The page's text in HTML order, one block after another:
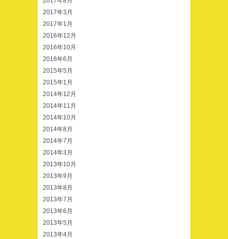
2017年3月
2017年1月
2016年12月
2016年10月
2016年6月
2015年5月
2015年1月
2014年12月
2014年11月
2014年10月
2014年8月
2014年7月
2014年3月
2013年10月
2013年9月
2013年8月
2013年7月
2013年6月
2013年5月
2013年4月